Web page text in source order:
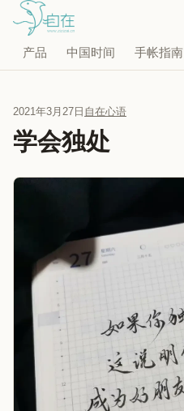
产品 中国时间 手帐指南
2021年3月27日 自在心语
学会独处